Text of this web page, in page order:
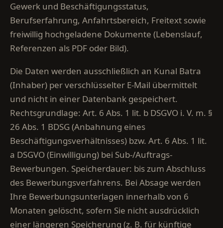
Gewerk und Beschäftigungsstatus,
Berufserfahrung, Anfahrtsbereich, Freitext sowie
freiwillig hochgeladene Dokumente (Lebenslauf,
Referenzen als PDF oder Bild).
Die Daten werden ausschließlich an Kunal Batra
(Inhaber) per verschlüsselter E-Mail übermittelt
und nicht in einer Datenbank gespeichert.
Rechtsgrundlage: Art. 6 Abs. 1 lit. b DSGVO i. V. m. §
26 Abs. 1 BDSG (Anbahnung eines
Beschäftigungsverhältnisses) bzw. Art. 6 Abs. 1 lit.
a DSGVO (Einwilligung) bei Sub-/Auftrags-
Bewerbungen. Speicherdauer: bis zum Abschluss
des Bewerbungsverfahrens. Bei Absage werden
Ihre Bewerbungsunterlagen innerhalb von 6
Monaten gelöscht, sofern Sie nicht ausdrücklich
einer längeren Speicherung (z. B. für künftige